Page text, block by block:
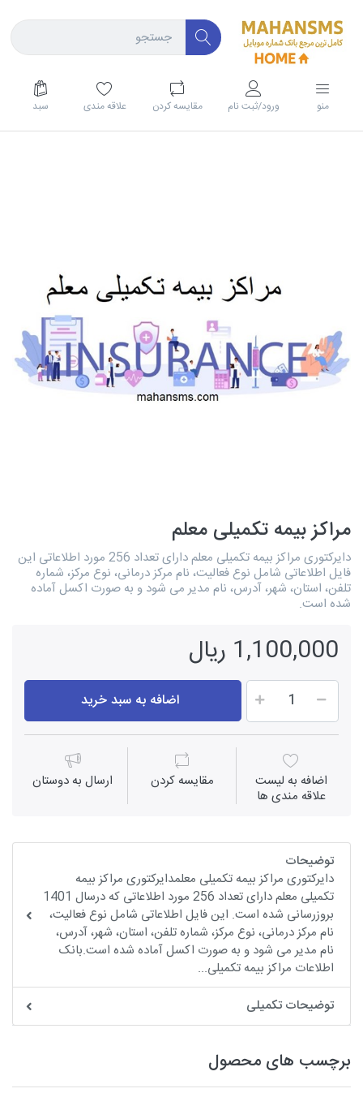
منو ورود/ثبت نام مقايسه كردن علاقه مندی سبد
مراکز بیمه تکمیلی معلم
دایرکتوری مراکز بیمه تکمیلی معلم دارای تعداد 256 مورد اطلاعاتی این
فایل اطلاعاتی شامل نوع فعالیت، نام مرکز درمانی، نوع مرکز، شماره
تلفن، استان، شهر، آدرس، نام مدیر می شود و به صورت اکسل آماده
شده است.
1,100,000 ریال
اضافه به سبد خرید
اضافه به لیست
علاقه مندی ها
مقايسه كردن ارسال به دوستان
توضیحات
دایرکتوری مراکز بیمه تکمیلی معلمدایرکتوری مراکز بیمه
تکمیلی معلم دارای تعداد 256 مورد اطلاعاتی که درسال 1401
بروزرسانی شده است. این فایل اطلاعاتی شامل نوع فعالیت،
نام مرکز درمانی، نوع مرکز، شماره تلفن، استان، شهر، آدرس،
نام مدیر می شود و به صورت اکسل آماده شده است.بانک
اطلاعات مراکز بیمه تکمیلی...
توضیحات تکمیلی
برچسب های محصول